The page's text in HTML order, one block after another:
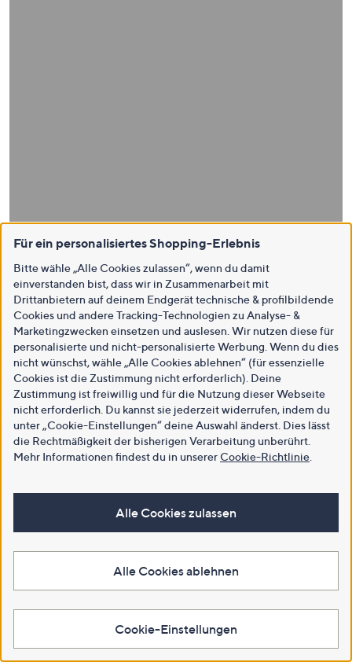
Für ein personalisiertes Shopping-Erlebnis
Bitte wähle „Alle Cookies zulassen“, wenn du damit
einverstanden bist, dass wir in Zusammenarbeit mit
Drittanbietern auf deinem Endgerät technische & profilbildende
Cookies und andere Tracking-Technologien zu Analyse- &
Marketingzwecken einsetzen und auslesen. Wir nutzen diese für
personalisierte und nicht-personalisierte Werbung. Wenn du dies
nicht wünschst, wähle „Alle Cookies ablehnen“ (für essenzielle
Cookies ist die Zustimmung nicht erforderlich). Deine
Zustimmung ist freiwillig und für die Nutzung dieser Webseite
nicht erforderlich. Du kannst sie jederzeit widerrufen, indem du
unter „Cookie-Einstellungen“ deine Auswahl änderst. Dies lässt
die Rechtmäßigkeit der bisherigen Verarbeitung unberührt.
Mehr Informationen findest du in unsererCookie-Richtlinie
Alle Cookies zulassen
Alle Cookies ablehnen
Cookie-Einstellungen